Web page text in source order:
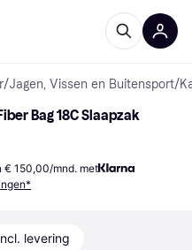
/Jagen, Vissen en Buitensport/
Bag 18C Slaapzak
150,00/mnd. met
levering